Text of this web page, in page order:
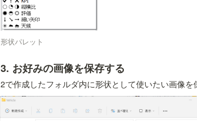
形状パレット
3. お好みの画像を保存する
2で作成したフォルダ内に形状として使いたい画像を